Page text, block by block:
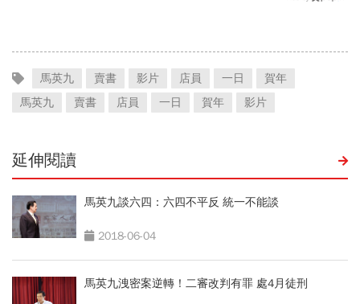
馬英九 賣書 影片 店員 一日
賀年
馬英九
賣書 店員 一日 賀年 影片
延伸閱讀
馬英九談六四：六四不平反 統一不能談
2018-06-04
馬英九洩密案逆轉！二審改判有罪 處4月徒刑